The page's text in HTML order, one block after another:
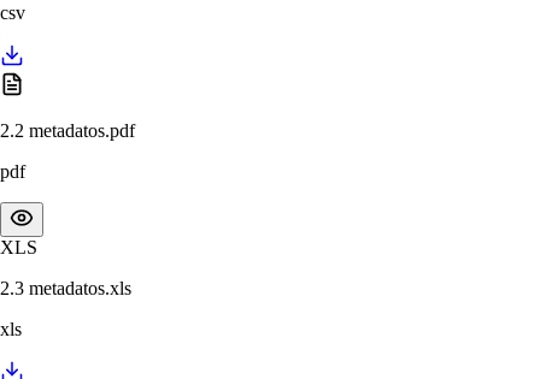
csv
2.2 metadatos.pdf
pdf
XLS
2.3 metadatos.xls
xls